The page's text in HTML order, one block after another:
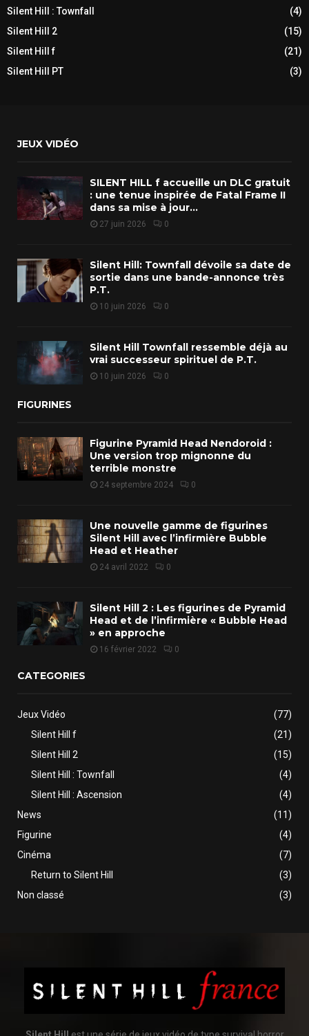
Silent Hill : Townfall
(4)
Silent Hill 2
(15)
Silent Hill f
(21)
Silent Hill PT
(3)
JEUX VIDÉO
SILENT HILL f accueille un DLC gratuit
: une tenue inspirée de Fatal Frame II
dans sa mise à jour...
27 juin 2026 0
Silent Hill: Townfall dévoile sa date de
sortie dans une bande-annonce très
P.T.
10 juin 2026 0
Silent Hill Townfall ressemble déjà au
vrai successeur spirituel de P.T.
10 juin 2026 0
FIGURINES
Figurine Pyramid Head Nendoroid :
Une version trop mignonne du
terrible monstre
24 septembre 2024 0
Une nouvelle gamme de figurines
Silent Hill avec l’infirmière Bubble
Head et Heather
24 avril 2022 0
Silent Hill 2 : Les figurines de Pyramid
Head et de l’infirmière « Bubble Head
» en approche
16 février 2022 0
CATEGORIES
Jeux Vidéo
(77)
Silent Hill f
(21)
Silent Hill 2
(15)
Silent Hill : Townfall
(4)
Silent Hill : Ascension
(4)
News
(11)
Figurine
(4)
Cinéma
(7)
Return to Silent Hill
(3)
Non classé
(3)